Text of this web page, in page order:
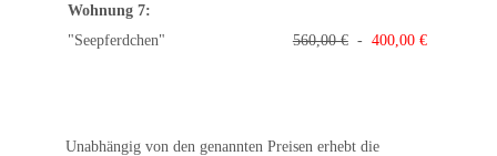
Wohnung 7:
"Seepferdchen"
560,00 €- 400,00 €
Unabhängig von den genannten Preisen erhebt die